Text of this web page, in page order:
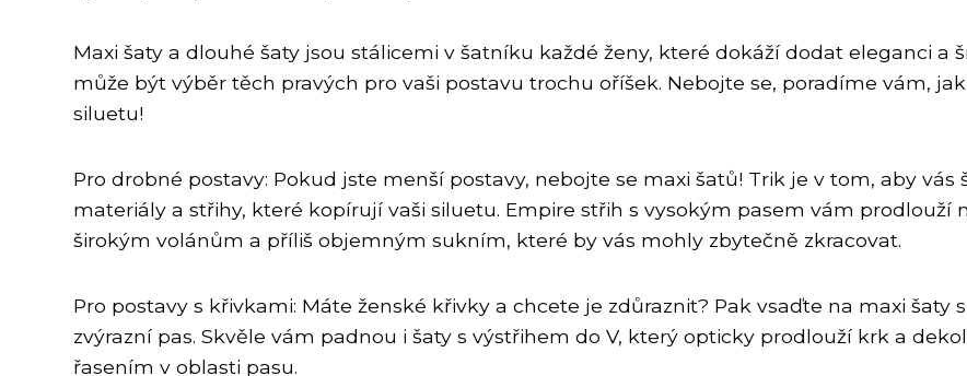
Maxi šaty a dlouhé šaty jsou stálicemi v šatníku každé ženy, které dokáží dodat eleganci a
může být výběr těch pravých pro vaši postavu trochu oříšek. Nebojte se, poradíme vám,
siluetu!
Pro drobné postavy: Pokud jste menší postavy, nebojte se maxi šatů! Trik je v tom, aby vás
materiály a střihy, které kopírují vaši siluetu. Empire střih s vysokým pasem vám prodlouží
širokým volánům a příliš objemným sukním, které by vás mohly zbytečně zkracovat.
Pro postavy s křivkami: Máte ženské křivky a chcete je zdůraznit? Pak vsaďte na maxi šaty
zvýrazní pas. Skvěle vám padnou i šaty s výstřihem do V, který opticky prodlouží krk a
řasením v oblasti pasu.